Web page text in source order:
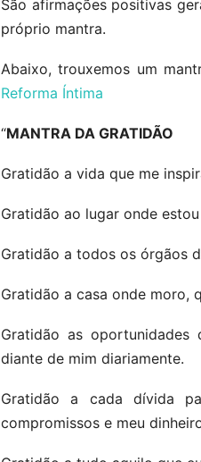
São afirmações positivas
próprio mantra.
Abaixo, trouxemos um
Reforma Íntima
“MANTRA DA GRATIDÃO
Gratidão a vida que me
Gratidão ao lugar onde
Gratidão a todos os órgãos
Gratidão a casa onde moro,
Gratidão as oportunidades
diante de mim diariamente.
Gratidão a cada dívida
compromissos e meu